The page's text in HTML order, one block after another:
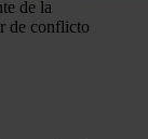
de la
de conflicto